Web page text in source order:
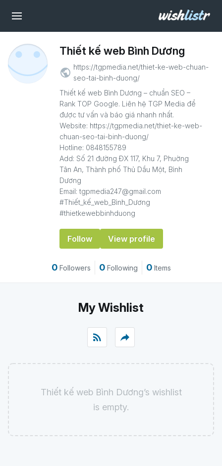
Thiết kế web Bình Dương
public https://tgpmedia.net/thiet-ke-web-chuan-
seo-tai-binh-duong/
Thiết kế web Bình Dương – chuẩn SEO –
Rank TOP Google. Liên hệ TGP Media để
được tư vấn và báo giá nhanh nhất.
Website: https://tgpmedia.net/thiet-ke-web-
chuan-seo-tai-binh-duong/
Hotline: 0848155789
Add: Số 21 đường ĐX 117, Khu 7, Phuờng
Tân An, Thành phố Thủ Dầu Một, Bình
Dương
Email: tgpmedia247@gmail.com
#Thiết_kế_web_Bình_Dương
#thietkewebbinhduong
Follow View profile
0 Followers 0 Following 0 Items
My Wishlist
rss_feed reply
Thiết kế web Bình Dương’s wishlist
is empty.